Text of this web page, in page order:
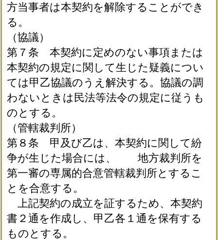
方当事者は本契約を解除することができ
る。
（協議）
第７条 本契約に定めのない事項または
本契約の規定に関して生じた疑義につい
ては甲乙協議のうえ解決する。協議の調
わないときは民法等法令の規定に従うも
のとする。
（管轄裁判所）
第８条 甲及び乙は、本契約に関して紛
争が生じた場合には、 地方裁判所を
第一審の専属的合意管轄裁判所とするこ
とを合意する。
上記契約の成立を証するため、本契約
書２通を作成し、甲乙各１通を保有する
ものとする。